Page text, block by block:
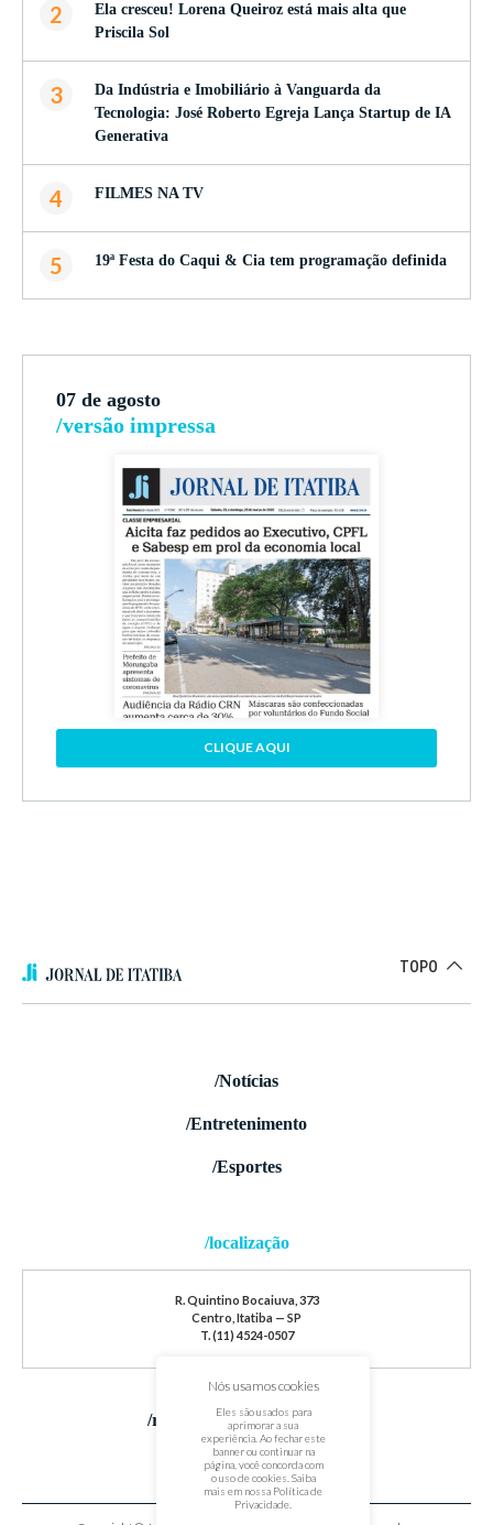
2
Ela cresceu! Lorena Queiroz está mais alta que
Priscila Sol
3
Da Indústria e Imobiliário à Vanguarda da
Tecnologia: José Roberto Egreja Lança Startup de IA
Generativa
4 FILMES NA TV
5 19ª Festa do Caqui & Cia tem programação definida
07 de agosto
/versão impressa
CLIQUE AQUI
TOPO
/Notícias
/Entretenimento
/Esportes
/localização
R. Quintino Bocaiuva, 373
Centro, Itatiba — SP
T. (11) 4524-0507
/redes sociais
Nós usamos cookies
Eles são usados para
aprimorar a sua
experiência. Ao fechar este
banner ou continuar na
página, você concorda com
o uso de cookies. Saiba
mais em nossa Política de
Privacidade